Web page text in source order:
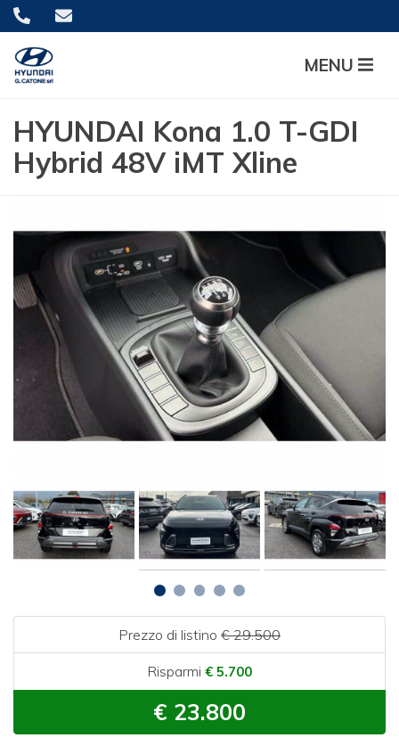
MENU
HYUNDAI Kona 1.0 T-GDI
Hybrid 48V iMT Xline
Prezzo di listino € 29.500
Risparmi € 5.700
€ 23.800